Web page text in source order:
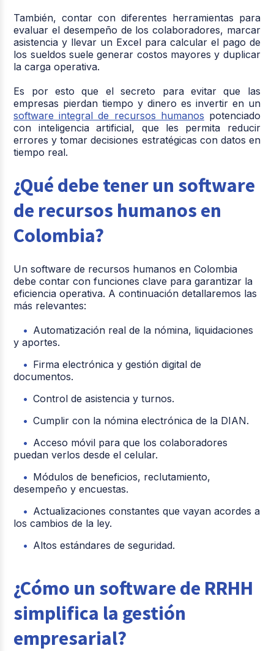
También, contar con diferentes herramientas para
evaluar el desempeño de los colaboradores, marcar
asistencia y llevar un Excel para calcular el pago de
los sueldos suele generar costos mayores y duplicar
la carga operativa.
Es por esto que el secreto para evitar que las
empresas pierdan tiempo y dinero es invertir en un
software integral de recursos humanos potenciado
con inteligencia artificial, que les permita reducir
errores y tomar decisiones estratégicas con datos en
tiempo real.
¿Qué debe tener un software
de recursos humanos en
Colombia?
Un software de recursos humanos en Colombia
debe contar con funciones clave para garantizar la
eficiencia operativa. A continuación detallaremos las
más relevantes:
Automatización real de la nómina, liquidaciones
y aportes.
Firma electrónica y gestión digital de
documentos.
Control de asistencia y turnos.
Cumplir con la nómina electrónica de la DIAN.
Acceso móvil para que los colaboradores
puedan verlos desde el celular.
Módulos de beneficios, reclutamiento,
desempeño y encuestas.
Actualizaciones constantes que vayan acordes a
los cambios de la ley.
Altos estándares de seguridad.
¿Cómo un software de RRHH
simplifica la gestión
empresarial?